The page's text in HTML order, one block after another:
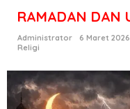
RAMADAN DAN
Administrator
6 Maret 2026
Religi